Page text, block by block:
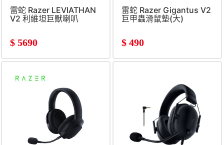
雷蛇 Razer LEVIATHAN
V2 利維坦巨獸喇叭
$ 5690
雷蛇 Razer Gigantus V2
巨甲蟲滑鼠墊(大)
$ 490